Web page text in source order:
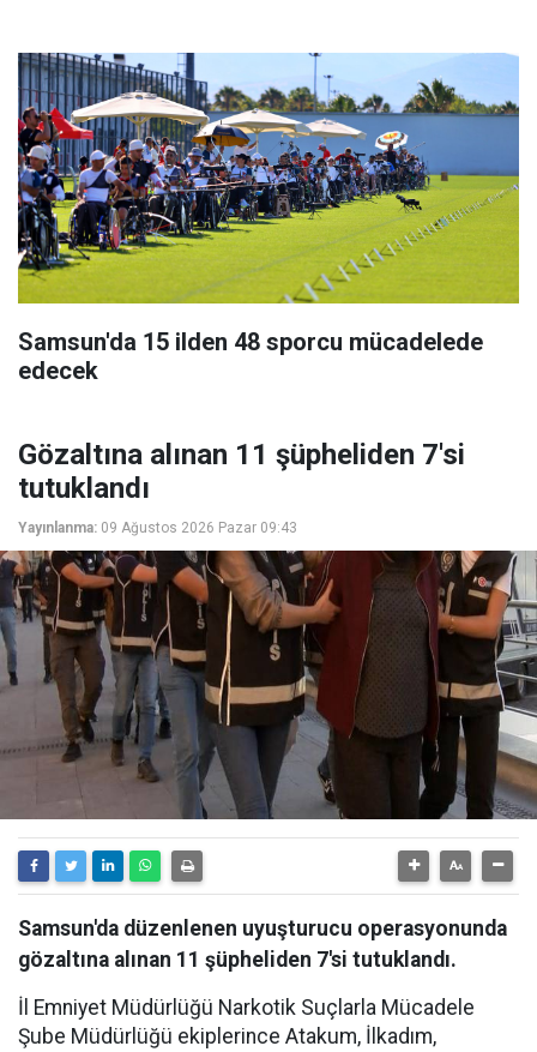
Samsun'da 15 ilden 48 sporcu mücadelede
edecek
Gözaltına alınan 11 şüpheliden 7'si
tutuklandı
Yayınlanma: 09 Ağustos 2026 Pazar 09:43
Samsun'da düzenlenen uyuşturucu operasyonunda
gözaltına alınan 11 şüpheliden 7'si tutuklandı.
İl Emniyet Müdürlüğü Narkotik Suçlarla Mücadele
Şube Müdürlüğü ekiplerince Atakum, İlkadım,